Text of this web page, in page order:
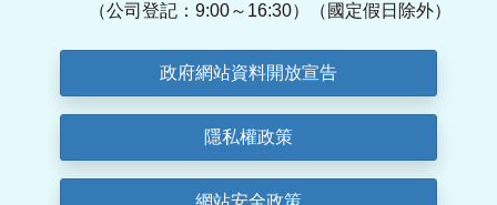
（公司登記：9:00～16:30）（國定假日除外）
政府網站資料開放宣告
隱私權政策
網站安全政策